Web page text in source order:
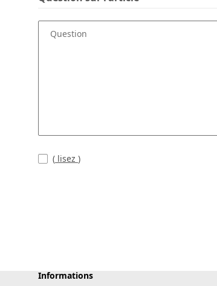
Question
( lisez )
Informations